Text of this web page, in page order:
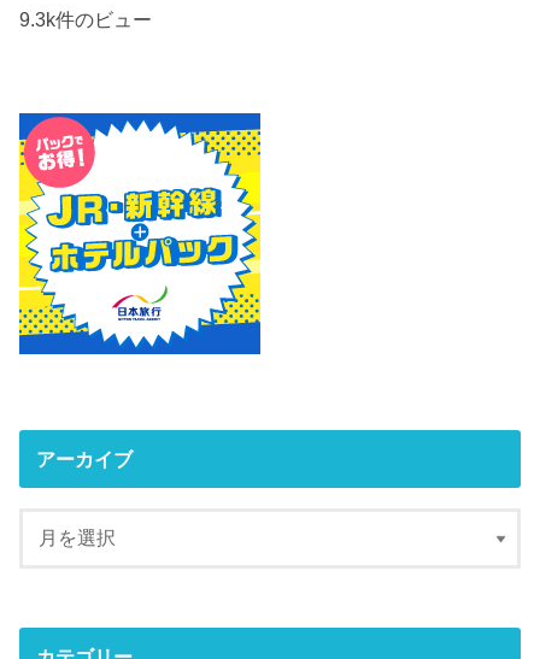
9.3k件のビュー
アーカイブ